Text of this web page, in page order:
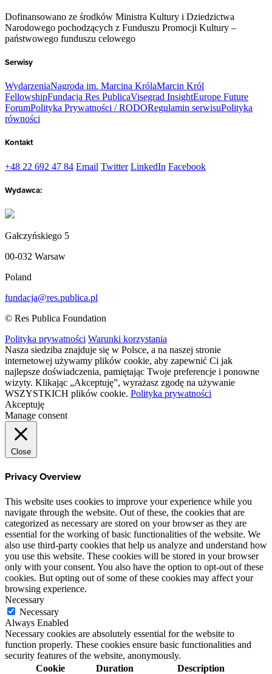
Dofinansowano ze środków Ministra Kultury i Dziedzictwa
Narodowego pochodzących z Funduszu Promocji Kultury –
państwowego funduszu celowego
Serwisy
WydarzeniaNagroda im. Marcina KrólaMarcin Król
FellowshipFundacja Res PublicaVisegrad InsightEurope Future
ForumPolityka Prywatności / RODORegulamin serwisuPolityka
równości
Kontakt
+48 22 692 47 84 Email Twitter LinkedIn Facebook
Wydawca:
Gałczyńskiego 5
00-032 Warsaw
Poland
fundacja@res.publica.pl
© Res Publica Foundation
Polityka prywatności Warunki korzystania
Nasza siedziba znajduje się w Polsce, a na naszej stronie
internetowej używamy plików cookie, aby zapewnić Ci jak
najlepsze doświadczenia, pamiętając Twoje preferencje i ponowne
wizyty. Klikając „Akceptuję”, wyrażasz zgodę na używanie
WSZYSTKICH plików cookie. Polityka prywatności
Akceptuję
Manage consent
Close
Privacy Overview
This website uses cookies to improve your experience while you
navigate through the website. Out of these, the cookies that are
categorized as necessary are stored on your browser as they are
essential for the working of basic functionalities of the website. We
also use third-party cookies that help us analyze and understand how
you use this website. These cookies will be stored in your browser
only with your consent. You also have the option to opt-out of these
cookies. But opting out of some of these cookies may affect your
browsing experience.
Necessary
Necessary
Always Enabled
Necessary cookies are absolutely essential for the website to
function properly. These cookies ensure basic functionalities and
security features of the website, anonymously.
Cookie
Duration Description